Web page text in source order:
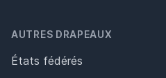
AUTRES DRAPEAUX
États fédérés